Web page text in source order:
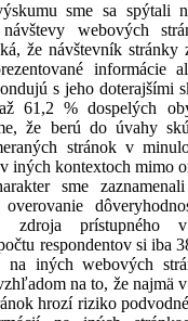
sme sa spýtali
webových
že návštevník stránky
informácie
s jeho doterajšími
61,2 % dospelých
že berú do úvahy
stránok v
iných kontextoch mimo
sme
zdroja prístupného
respondentov si iba
na iných webových
na to, že najmä
hrozí riziko